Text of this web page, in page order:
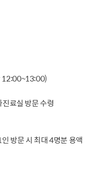
12:00~13:00)
료실 방문 수령
방문 시 최대 4명분 용액